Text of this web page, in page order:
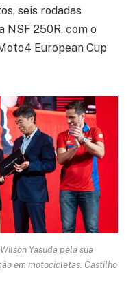
seis rodadas
NSF 250R, com o
European Cup
Yasuda pela sua
em motocicletas. Castilho